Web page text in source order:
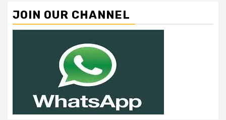
JOIN OUR CHANNEL